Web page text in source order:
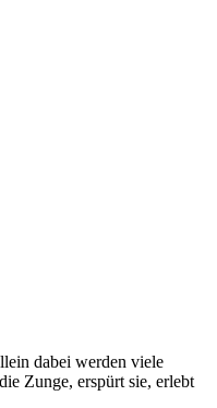
dabei werden viele
Zunge, erspürt sie, erlebt